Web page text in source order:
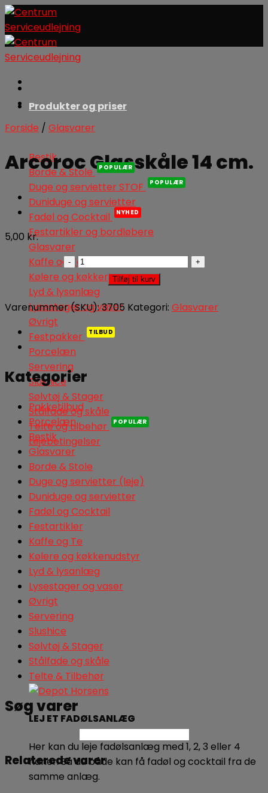
Skip
to
content
Produkter og priser
Bestik
Borde & Stole
Duge og servietter STOF
Duniduge og servietter
Fadøl og Cocktail
Festartikler og bordløbere
Glasvarer
Kaffe og Te
Kølere og køkkenudstyr
Lyd & lysanlæg
Lysestager og vaser
Øvrigt
Festpakker
Porcelæn
Servering
Slushice
Sølvtøj & Stager
Stålfade og skåle
Telte og tilbehør
Lejebetingelser
LEJ ET FADØLSANLÆG
Her kan du leje fadølsanlæg med 1, 2, 3 eller 4
haner. Så du både kan få fadøl og cocktail fra de
samme anlæg.
Forside / Glasvarer
Arcoroc Glasskåle 14 cm.
5,00 kr.
Arcoroc
Glasskåle
14
cm.
Tilføj til kurv
Varenummer (SKU):3705 Kategori: Glasvarer
Kategorier
Pakketilbud
Porcelæn
Bestik
Glasvarer
Borde & Stole
Duge og servietter (leje)
Duniduge og servietter
Fadøl og Cocktail
Festartikler
Kaffe og Te
Kølere og køkkenudstyr
Lyd & lysanlæg
Lysestager og vaser
Øvrigt
Servering
Slushice
Sølvtøj & Stager
Stålfade og skåle
Telte & Tilbehør
Søg varer
Relaterede varer